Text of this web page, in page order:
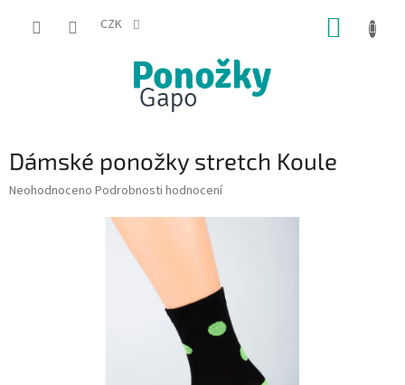
CZK
Dámské ponožky stretch Koule
Průměrné
Neohodnoceno Podrobnosti hodnocení